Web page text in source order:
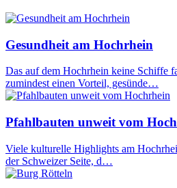
Gesundheit am Hochrhein
Das auf dem Hochrhein keine Schiffe
zumindest einen Vorteil, gesünde…
Pfahlbauten unweit vom
Viele kulturelle Highlights am
der Schweizer Seite, d…